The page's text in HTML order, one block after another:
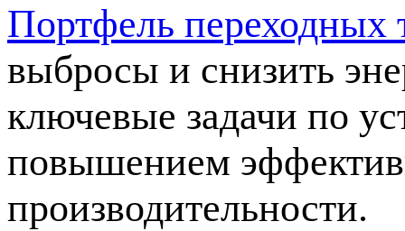
Портфель переходных
выбросы и снизить
ключевые задачи по
повышением
производительности.